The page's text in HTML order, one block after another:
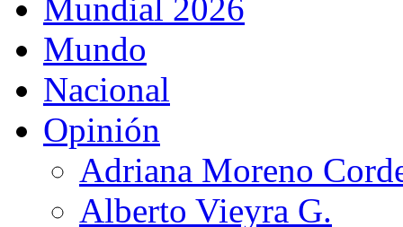
Mundial 2026
Mundo
Nacional
Opinión
Adriana Moreno
Alberto Vieyra G.